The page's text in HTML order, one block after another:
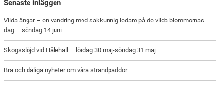
Senaste inläggen
Vilda ängar – en vandring med sakkunnig ledare på de vilda blommornas
dag – söndag 14 juni
Skogsslöjd vid Hålehall – lördag 30 maj-söndag 31 maj
Bra och dåliga nyheter om våra strandpaddor